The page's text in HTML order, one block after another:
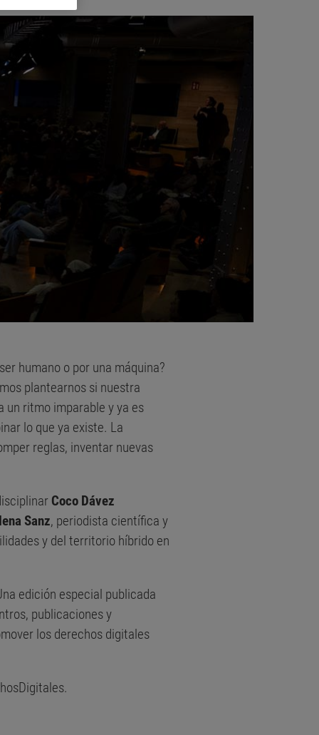
humano o por una máquina?
plantearnos si nuestra
un ritmo imparable y ya es
lo que ya existe. La
reglas, inventar nuevas
Coco Dávez
Sanz, periodista científica y
y del territorio híbrido en
edición especial publicada
publicaciones y
los derechos digitales